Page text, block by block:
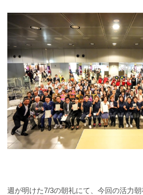
週が明けた7/3の朝礼にて、今回の活力